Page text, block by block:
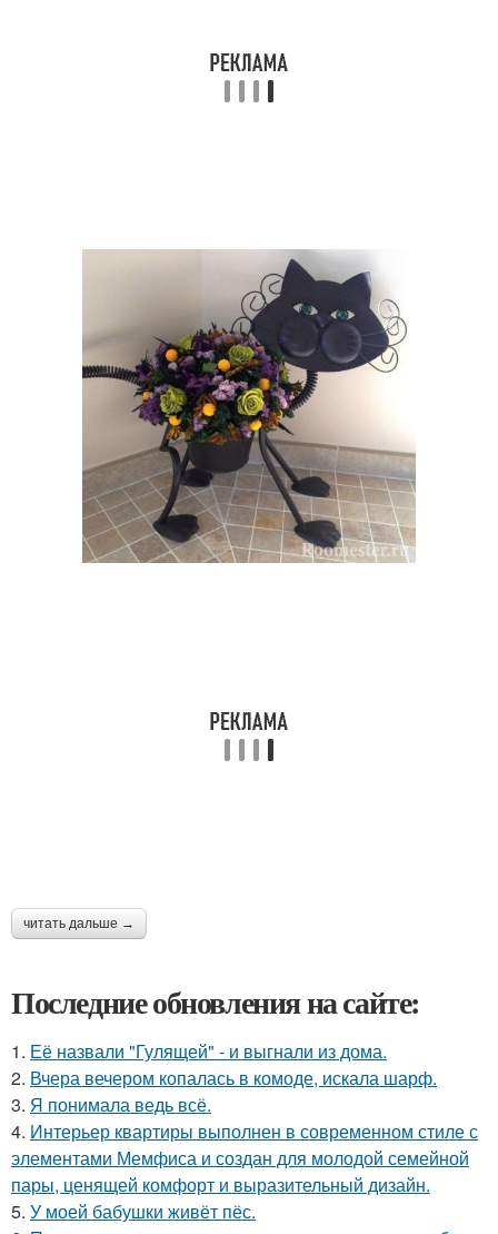
читать дальше →
Последние обновления на сайте:
1. Её назвали "Гулящей" - и выгнали из дома.
2. Вчера вечером копалась в комоде, искала шарф.
3. Я понимала ведь всё.
4. Интерьер квартиры выполнен в современном стиле с
элементами Мемфиса и создан для молодой семейной
пары, ценящей комфорт и выразительный дизайн.
5. У моей бабушки живёт пёс.